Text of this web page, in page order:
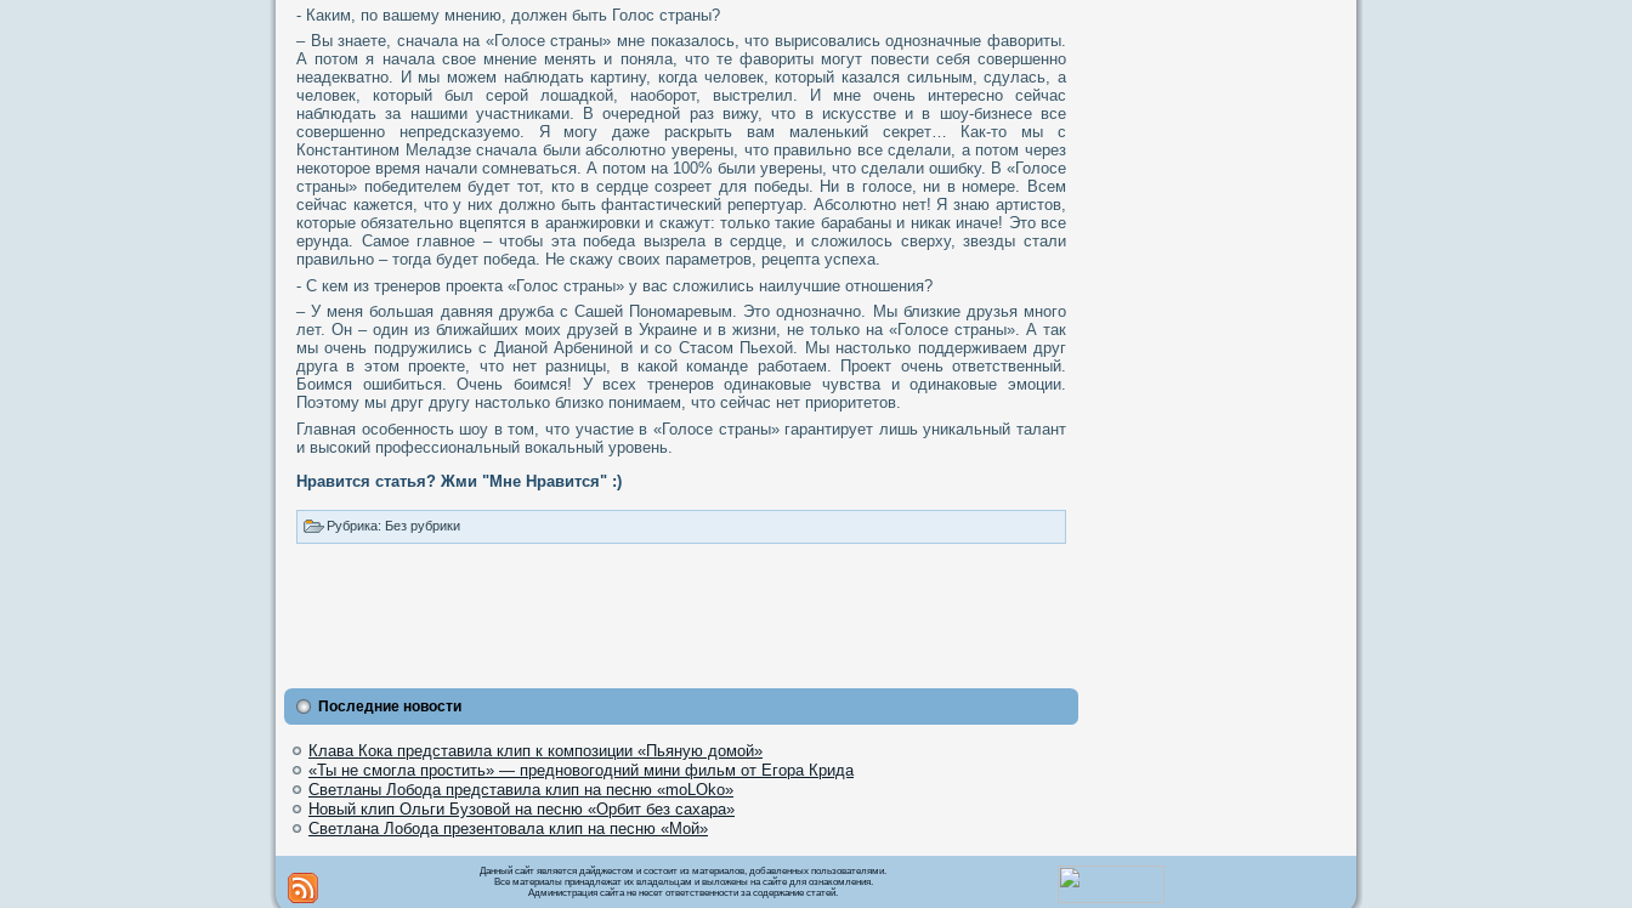
- Каким, по вашему мнению, должен быть Голос страны?
– Вы знаете, сначала на «Голосе страны» мне показалось, что вырисовались однозначные фавориты.
А потом я начала свое мнение менять и поняла, что те фавориты могут повести себя совершенно
неадекватно. И мы можем наблюдать картину, когда человек, который казался сильным, сдулась, а
человек, который был серой лошадкой, наоборот, выстрелил. И мне очень интересно сейчас
наблюдать за нашими участниками. В очередной раз вижу, что в искусстве и в шоу-бизнесе все
совершенно непредсказуемо. Я могу даже раскрыть вам маленький секрет… Как-то мы с
Константином Меладзе сначала были абсолютно уверены, что правильно все сделали, а потом через
некоторое время начали сомневаться. А потом на 100% были уверены, что сделали ошибку. В «Голосе
страны» победителем будет тот, кто в сердце созреет для победы. Ни в голосе, ни в номере. Всем
сейчас кажется, что у них должно быть фантастический репертуар. Абсолютно нет! Я знаю артистов,
которые обязательно вцепятся в аранжировки и скажут: только такие барабаны и никак иначе! Это все
ерунда. Самое главное – чтобы эта победа вызрела в сердце, и сложилось сверху, звезды стали
правильно – тогда будет победа. Не скажу своих параметров, рецепта успеха.
- С кем из тренеров проекта «Голос страны» у вас сложились наилучшие отношения?
– У меня большая давняя дружба с Сашей Пономаревым. Это однозначно. Мы близкие друзья много
лет. Он – один из ближайших моих друзей в Украине и в жизни, не только на «Голосе страны». А так
мы очень подружились с Дианой Арбениной и со Стасом Пьехой. Мы настолько поддерживаем друг
друга в этом проекте, что нет разницы, в какой команде работаем. Проект очень ответственный.
Боимся ошибиться. Очень боимся! У всех тренеров одинаковые чувства и одинаковые эмоции.
Поэтому мы друг другу настолько близко понимаем, что сейчас нет приоритетов.
Главная особенность шоу в том, что участие в «Голосе страны» гарантирует лишь уникальный талант
и высокий профессиональный вокальный уровень.
Нравится статья? Жми "Мне Нравится" :)
Рубрика: Без рубрики
Последние новости
Клава Кока представила клип к композиции «Пьяную домой»
«Ты не смогла простить» — предновогодний мини фильм от Егора Крида
Светланы Лобода представила клип на песню «moLOko»
Новый клип Ольги Бузовой на песню «Орбит без сахара»
Светлана Лобода презентовала клип на песню «Мой»
Данный сайт является дайджестом и состоит из материалов, добавленных пользователями.
Все материалы принадлежат их владельцам и выложены на сайте для ознакомления.
Администрация сайта не несет ответственности за содержание статей.